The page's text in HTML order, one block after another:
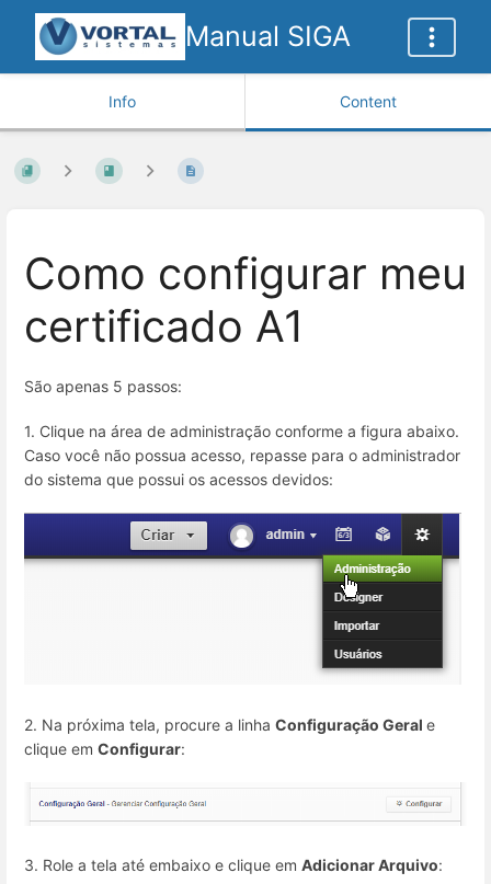
Manual SIGA
Info Content
Como configurar meu
certificado A1
São apenas 5 passos:
1. Clique na área de administração conforme a figura abaixo.
Caso você não possua acesso, repasse para o administrador
do sistema que possui os acessos devidos:
2. Na próxima tela, procure a linha Configuração Geral e
clique em Configurar:
3. Role a tela até embaixo e clique em Adicionar Arquivo: